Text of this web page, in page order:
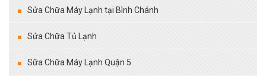
Sửa Chữa Máy Lạnh tại Bình Chánh
Sửa Chữa Tủ Lạnh
Sữa Chữa Máy Lạnh Quận 5